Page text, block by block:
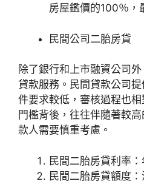
房屋鑑價的100％，
民間公司二胎房貸
除了銀行和上市融資公司
貸款服務。民間貸款公司
件要求較低，審核過程也
門檻背後，往往伴隨著較
款人需要慎重考慮。
民間二胎房貸利率
民間二胎房貸額度